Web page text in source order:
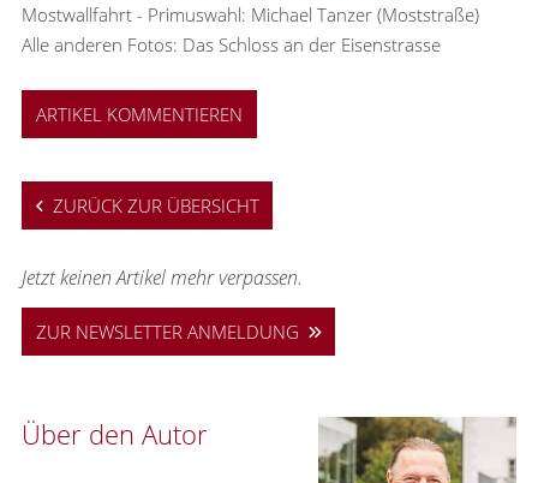
Mostwallfahrt - Primuswahl: Michael Tanzer (Moststraße)
Alle anderen Fotos: Das Schloss an der Eisenstrasse
ARTIKEL KOMMENTIEREN
ZURÜCK ZUR ÜBERSICHT
Jetzt keinen Artikel mehr verpassen.
ZUR NEWSLETTER ANMELDUNG
Über den Autor